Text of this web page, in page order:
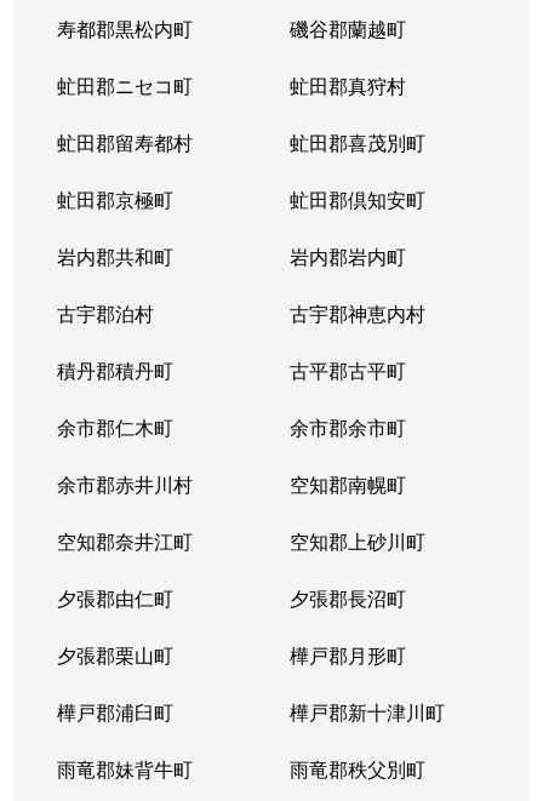
寿都郡黒松内町 磯谷郡蘭越町
虻田郡ニセコ町 虻田郡真狩村
虻田郡留寿都村 虻田郡喜茂別町
虻田郡京極町 虻田郡倶知安町
岩内郡共和町 岩内郡岩内町
古宇郡泊村 古宇郡神恵内村
積丹郡積丹町 古平郡古平町
余市郡仁木町 余市郡余市町
余市郡赤井川村 空知郡南幌町
空知郡奈井江町 空知郡上砂川町
夕張郡由仁町 夕張郡長沼町
夕張郡栗山町 樺戸郡月形町
樺戸郡浦臼町 樺戸郡新十津川町
雨竜郡妹背牛町 雨竜郡秩父別町